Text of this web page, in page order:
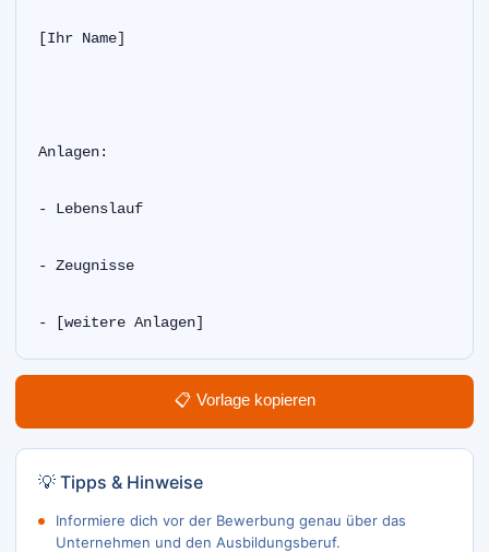
[Ihr Name]
Anlagen:
- Lebenslauf
- Zeugnisse
- [weitere Anlagen]
📋 Vorlage kopieren
💡 Tipps & Hinweise
Informiere dich vor der Bewerbung genau über das
Unternehmen und den Ausbildungsberuf.